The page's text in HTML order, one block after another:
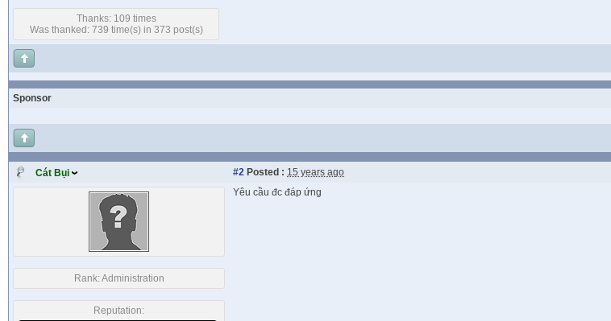
Thanks: 109 times
Was thanked: 739 time(s) in 373 post(s)
Sponsor
Cát Bụi #2 Posted : 15 years ago
Rank:Administration
Reputation:
Yêu cầu đc đáp ứng